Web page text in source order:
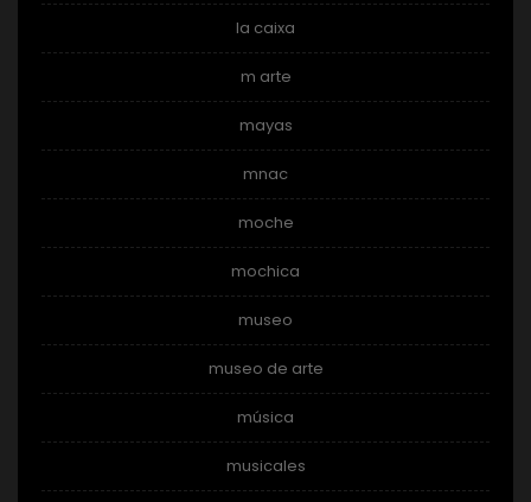
la caixa
m arte
mayas
mnac
moche
mochica
museo
museo de arte
música
musicales